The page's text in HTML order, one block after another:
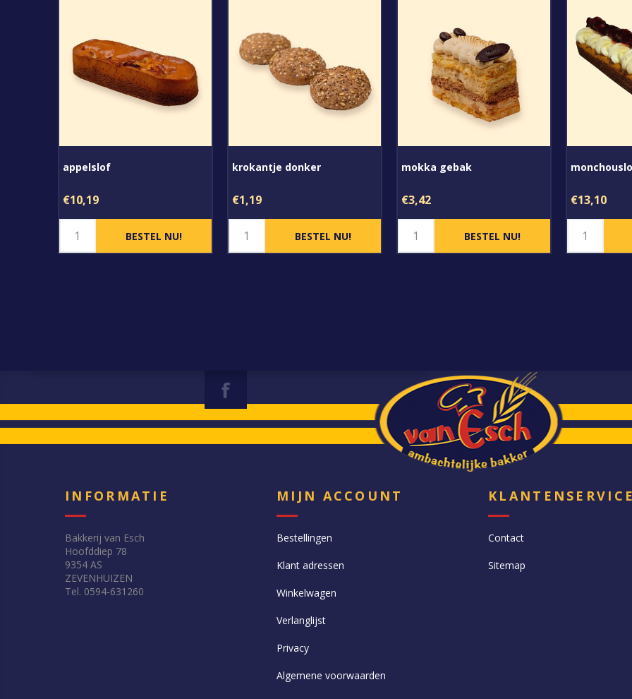
appelslof
€10,19
krokantje donker
€1,19
mokka gebak
€3,42 €13,10
INFORMATIE
Bakkerij van Esch
Hoofddiep 78
9354 AS
ZEVENHUIZEN
Tel. 0594-631260
MIJN ACCOUNT
Bestellingen
Klant adressen
Winkelwagen
Verlanglijst
Privacy
Algemene voorwaarden
Contact
Sitemap